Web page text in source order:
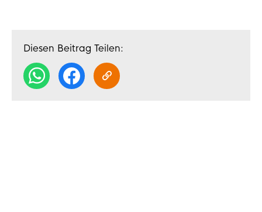
Diesen Beitrag Teilen: